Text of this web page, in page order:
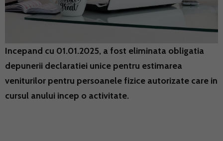
Incepand cu 01.01.2025, a fost eliminata obligatia
depunerii declaratiei unice pentru estimarea
veniturilor pentru persoanele fizice autorizate care in
cursul anului incep o activitate.